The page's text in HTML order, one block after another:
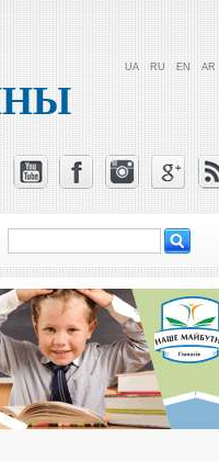
UA RU EN AR
Форма поиска